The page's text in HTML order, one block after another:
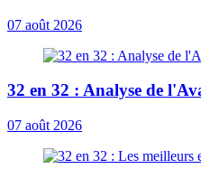
07 août 2026
32 en 32 : Analyse de
07 août 2026